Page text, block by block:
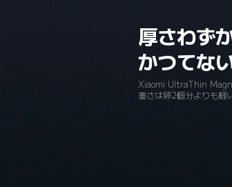
厚さわず
かつてな
Xiaomi UltraThin
重さは卵2個分よりも軽